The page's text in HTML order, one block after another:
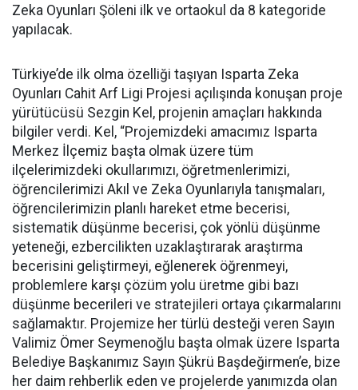
Zeka Oyunları Şöleni ilk ve ortaokul da 8 kategoride
yapılacak.
Türkiye’de ilk olma özelliği taşıyan Isparta Zeka
Oyunları Cahit Arf Ligi Projesi açılışında konuşan proje
yürütücüsü Sezgin Kel, projenin amaçları hakkında
bilgiler verdi. Kel, “Projemizdeki amacımız Isparta
Merkez İlçemiz başta olmak üzere tüm
ilçelerimizdeki okullarımızı, öğretmenlerimizi,
öğrencilerimizi Akıl ve Zeka Oyunlarıyla tanışmaları,
öğrencilerimizin planlı hareket etme becerisi,
sistematik düşünme becerisi, çok yönlü düşünme
yeteneği, ezbercilikten uzaklaştırarak araştırma
becerisini geliştirmeyi, eğlenerek öğrenmeyi,
problemlere karşı çözüm yolu üretme gibi bazı
düşünme becerileri ve stratejileri ortaya çıkarmalarını
sağlamaktır. Projemize her türlü desteği veren Sayın
Valimiz Ömer Seymenoğlu başta olmak üzere Isparta
Belediye Başkanımız Sayın Şükrü Başdeğirmen’e, bize
her daim rehberlik eden ve projelerde yanımızda olan